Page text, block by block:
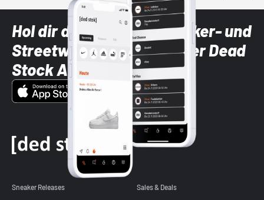
Hol dir die neuesten Sneaker- und
Streetwear-Brands mit der Dead
Stock App
Sneaker Releases Sales & Deals